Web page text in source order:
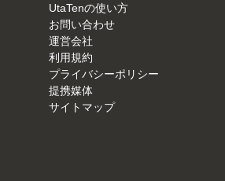
UtaTenの使い方
お問い合わせ
運営会社
利用規約
プライバシーポリシー
提携媒体
サイトマップ